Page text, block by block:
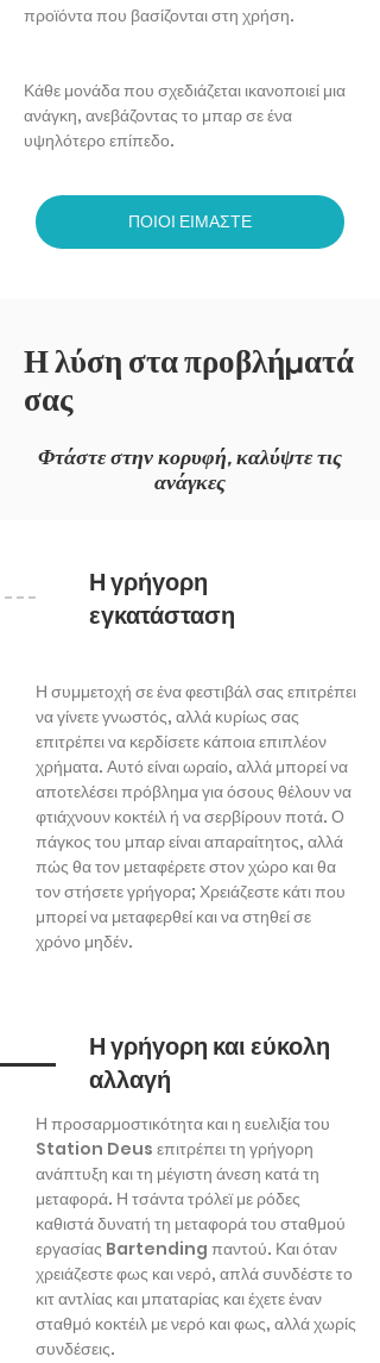
προϊόντα που βασίζονται στη χρήση.
Κάθε μονάδα που σχεδιάζεται ικανοποιεί μια
ανάγκη, ανεβάζοντας το μπαρ σε ένα
υψηλότερο επίπεδο.
ΠΟΙΟΙ ΕΙΜΑΣΤΕ
Η λύση στα προβλήματά
σας
Φτάστε στην κορυφή, καλύψτε τις
ανάγκες
Η γρήγορη
εγκατάσταση
Η συμμετοχή σε ένα φεστιβάλ σας επιτρέπει
να γίνετε γνωστός, αλλά κυρίως σας
επιτρέπει να κερδίσετε κάποια επιπλέον
χρήματα. Αυτό είναι ωραίο, αλλά μπορεί να
αποτελέσει πρόβλημα για όσους θέλουν να
φτιάχνουν κοκτέιλ ή να σερβίρουν ποτά. Ο
πάγκος του μπαρ είναι απαραίτητος, αλλά
πώς θα τον μεταφέρετε στον χώρο και θα
τον στήσετε γρήγορα; Χρειάζεστε κάτι που
μπορεί να μεταφερθεί και να στηθεί σε
χρόνο μηδέν.
Η γρήγορη και εύκολη
αλλαγή
Η προσαρμοστικότητα και η ευελιξία του
Station Deus επιτρέπει τη γρήγορη
ανάπτυξη και τη μέγιστη άνεση κατά τη
μεταφορά. Η τσάντα τρόλεϊ με ρόδες
καθιστά δυνατή τη μεταφορά του σταθμού
εργασίας Bartending παντού. Και όταν
χρειάζεστε φως και νερό, απλά συνδέστε το
κιτ αντλίας και μπαταρίας και έχετε έναν
σταθμό κοκτέιλ με νερό και φως, αλλά χωρίς
συνδέσεις.